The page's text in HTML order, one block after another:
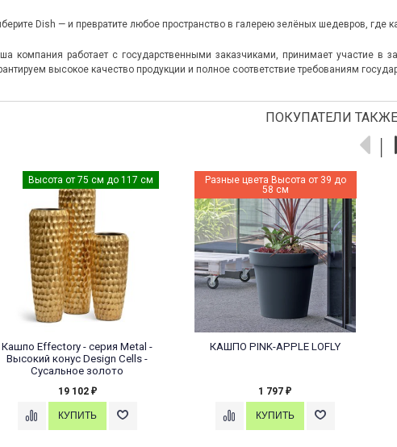
Dish — и превратите любое пространство в галерею зелёных шедевров, где
компания работает с государственными заказчиками, принимает участие
высокое качество продукции и полное соответствие требованиям
ПОКУПАТЕЛИ
Высота от 75 см до 90 см
Кашпо Effectory - серия Metal -
Высокий округлый конус Design
Сrumple - Чернёная бронза
27 971
Новинка!
Кашпо Effectory - Metal -
16 242